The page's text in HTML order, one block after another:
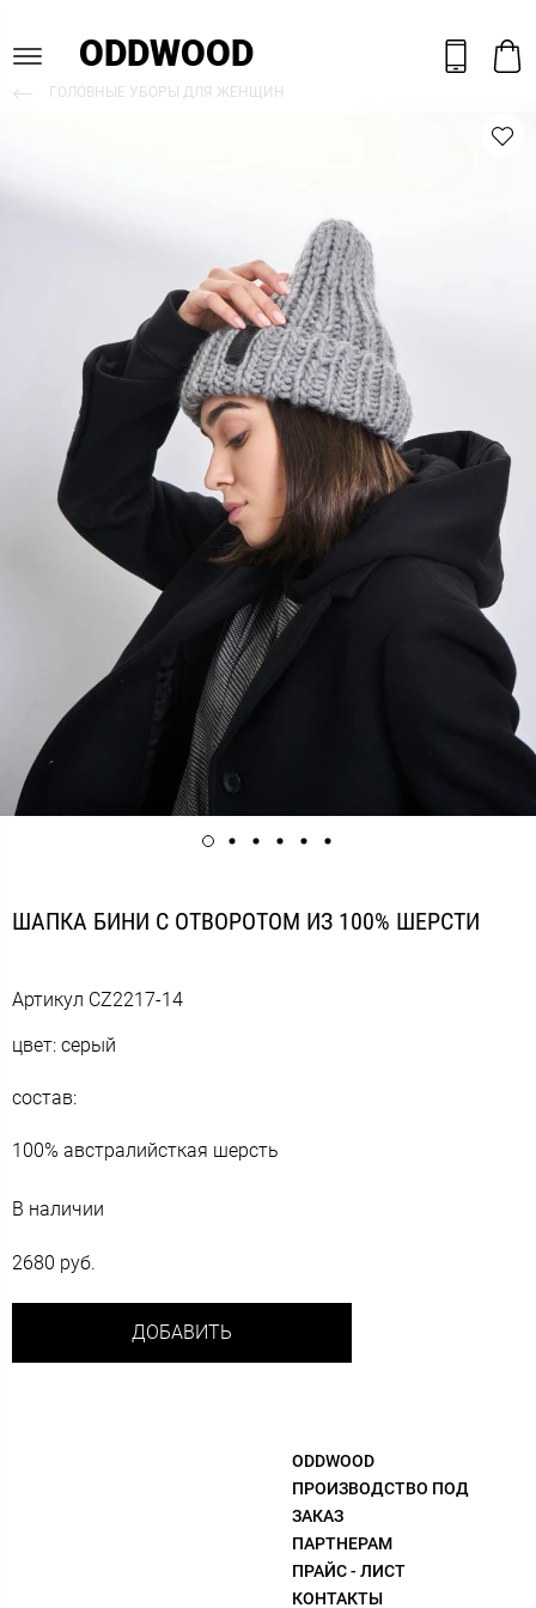
ODDWOOD
ГОЛОВНЫЕ УБОРЫ ДЛЯ ЖЕНЩИН
ШАПКА БИНИ С ОТВОРОТОМ ИЗ 100% ШЕРСТИ
Артикул CZ2217-14
цвет: серый
состав:
100% австралийсткая шерсть
В наличии
2680 руб.
ДОБАВИТЬ
ODDWOOD
ПРОИЗВОДСТВО ПОД
ЗАКАЗ
ПАРТНЕРАМ
ПРАЙС - ЛИСТ
КОНТАКТЫ